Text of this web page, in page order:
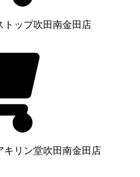
トップ吹田南金田店
キリン堂吹田南金田店